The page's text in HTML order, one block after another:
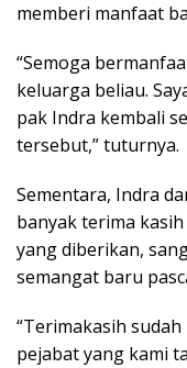
memberi manfaat
“Semoga
keluarga beliau.
pak Indra kembali
tersebut,” tuturnya.
Sementara, Indra
banyak terima
yang diberikan,
semangat baru
“Terimakasih
pejabat yang kami